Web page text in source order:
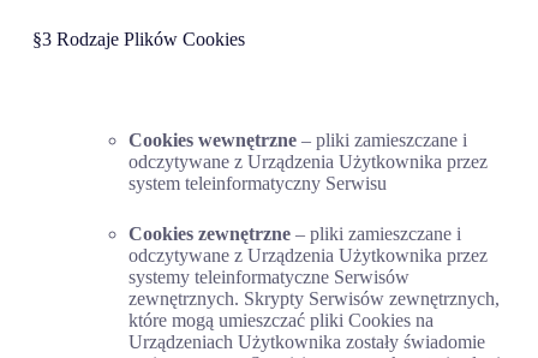
§3 Rodzaje Plików Cookies
Cookies wewnętrzne– pliki zamieszczane i
odczytywane z Urządzenia Użytkownika przez
system teleinformatyczny Serwisu
Cookies zewnętrzne– pliki zamieszczane i
odczytywane z Urządzenia Użytkownika przez
systemy teleinformatyczne Serwisów
zewnętrznych. Skrypty Serwisów zewnętrznych,
które mogą umieszczać pliki Cookies na
Urządzeniach Użytkownika zostały świadomie